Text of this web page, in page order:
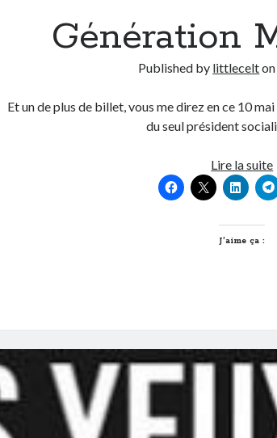
Génération
Published by littlecelton
Et un de plus de billet, vous me direz en ce 10
du seul président
Lire la suite
J’aime ça :